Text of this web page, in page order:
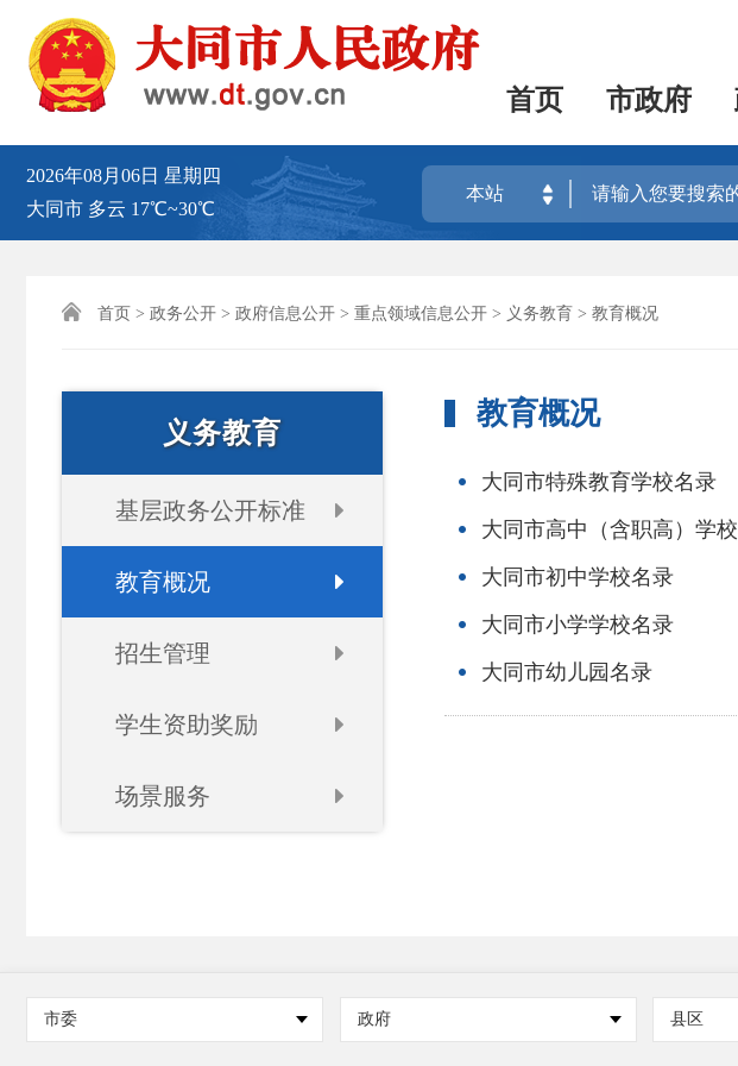
首页 市政府
2026年08月06日 星期四
大同市 多云 17℃~30℃
本站
 首页 > 政务公开 > 政府信息公开 > 重点领域信息公开 > 义务教育 > 教育概况
义务教育
基层政务公开标准
教育概况
招生管理
学生资助奖励
场景服务
教育概况
大同市特殊教育学校名录
大同市高中（含职高）学
大同市初中学校名录
大同市小学学校名录
大同市幼儿园名录
市委 政府 县区